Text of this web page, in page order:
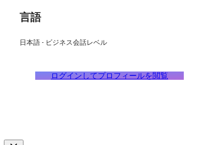
言語
日本語 - ビジネス会話レベル
ログインしてプロフィールを閲覧